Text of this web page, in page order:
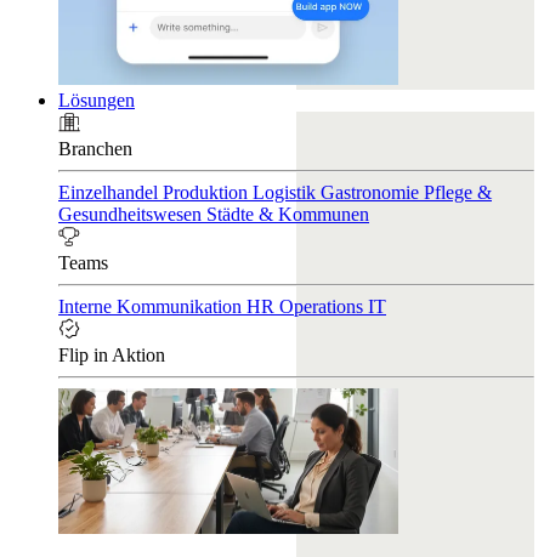
Lösungen
Branchen
Einzelhandel Produktion Logistik Gastronomie Pflege &
Gesundheitswesen Städte & Kommunen
Teams
Interne Kommunikation HR Operations IT
Flip in Aktion